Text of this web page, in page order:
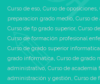
Curso de eso, Curso de oposiciones,
preparacion grado medio, Curso
Curso de fp grado superior, Curso
Curso de formación profesional
Curso de grado superior informatica
grado informatica, Curso de grado
administrativo, Curso de academia
administración y gestión, Curso de